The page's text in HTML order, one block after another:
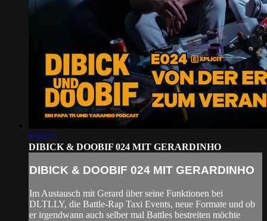
1:02:45
DIBICK & DOOBIF 024 MIT GERARDINHO
DIBICK & DOOBIF 024 MIT GERARDINHO
Im Austausch mit Gerard über seine Funktionen bei
DLTLLY, die Battle-Rap Taxi Events, neue Formate und ob
er irgendwann auch selber mal Battles bestreiten möchte